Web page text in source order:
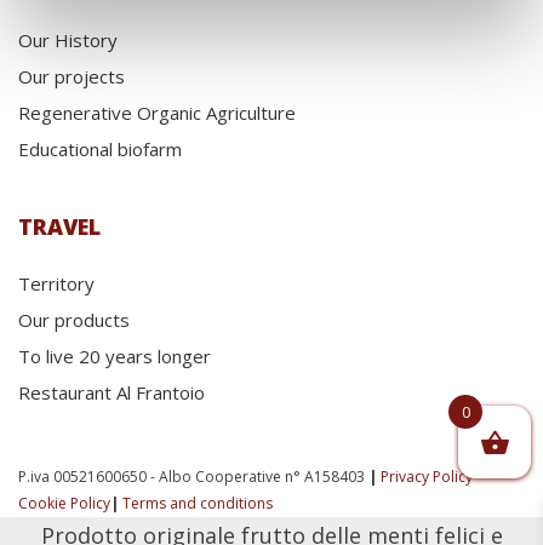
Our History
Our projects
Regenerative Organic Agriculture
Educational biofarm
TRAVEL
Territory
Our products
To live 20 years longer
Restaurant Al Frantoio
P.iva 00521600650 - Albo Cooperative n° A158403 | Privacy Policy-
Cookie Policy| Terms and conditions
Prodotto originale frutto delle menti felici e
0